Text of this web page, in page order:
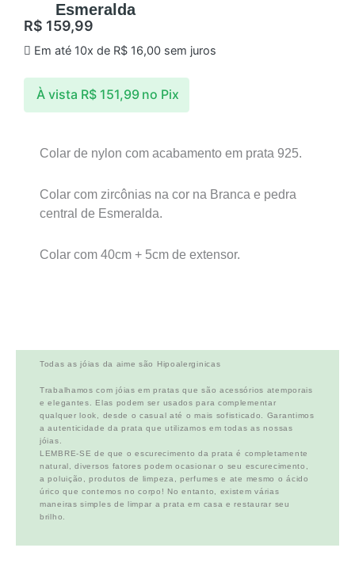
Esmeralda
R$ 159,99
Em até 10x de R$16,00sem juros
À vista R$151,99 no Pix
Colar de nylon com acabamento em prata 925.
Colar com zircônias na cor na Branca e pedra
central de Esmeralda.
Colar com 40cm + 5cm de extensor.
Todas as jóias da aime são Hipoalerginicas
Trabalhamos com jóias em pratas que são acessórios atemporais
e elegantes. Elas podem ser usados para complementar
qualquer look, desde o casual até o mais sofisticado. Garantimos
a autenticidade da prata que utilizamos em todas as nossas
jóias.
LEMBRE-SE de que o escurecimento da prata é completamente
natural, diversos fatores podem ocasionar o seu escurecimento,
a poluição, produtos de limpeza, perfumes e ate mesmo o ácido
úrico que contemos no corpo! No entanto, existem várias
maneiras simples de limpar a prata em casa e restaurar seu
brilho.